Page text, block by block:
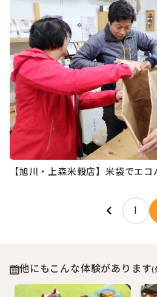
【旭川・上森米穀店】米袋でエ
の
ペ
1
他にもこんな体験があります(